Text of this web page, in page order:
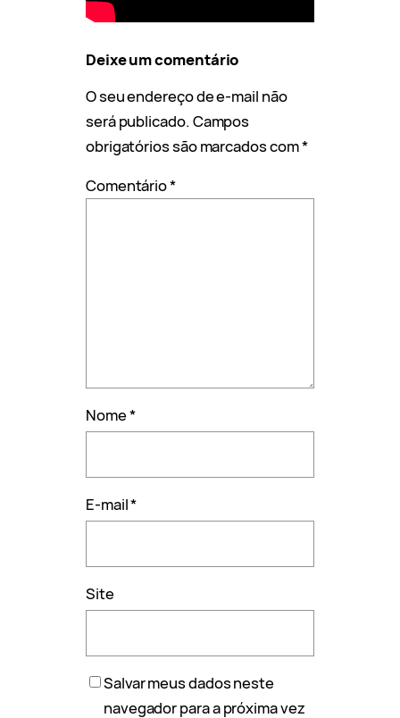
Deixe um comentário
O seu endereço de e-mail não
será publicado. Campos
obrigatórios são marcados com*
Comentário*
Nome*
E-mail*
Site
Salvar meus dados neste
navegador para a próxima vez